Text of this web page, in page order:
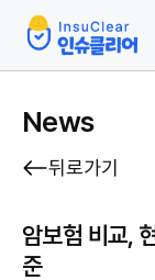
News
뒤로가기
암보험 비교,
준